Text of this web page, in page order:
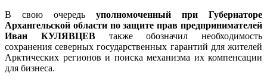
В свою очередь уполномоченный при Губернаторе
Архангельской области по защите прав предпринимателей
Иван КУЛЯВЦЕВтакже обозначил необходимость
сохранения северных государственных гарантий для жителей
Арктических регионов и поиска механизма их компенсации
для бизнеса.